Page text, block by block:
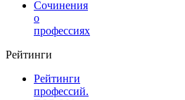
Сочинения
о
профессиях
Рейтинги
Рейтинги
профессий.